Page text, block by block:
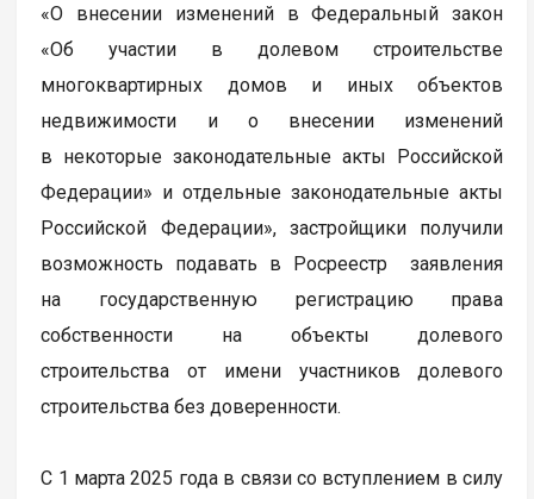
«О внесении изменений в Федеральный закон
«Об участии в долевом строительстве
многоквартирных домов и иных объектов
недвижимости и о внесении изменений
в некоторые законодательные акты Российской
Федерации» и отдельные законодательные акты
Российской Федерации», застройщики получили
возможность подавать в Росреестр заявления
на государственную регистрацию права
собственности на объекты долевого
строительства от имени участников долевого
строительства без доверенности.
С 1 марта 2025 года в связи со вступлением в силу